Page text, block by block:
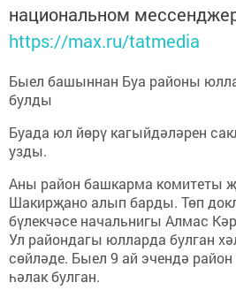
национальном
https://max.ru/tatmedia
Быел башыннан Буа районы
булды
Буада юл йөрү кагыйдәләрен
узды.
Аны район башкарма комитеты
Шакирҗано алып барды. Төп
бүлекчәсе начальнигы Алмас
Ул райондагы юлларда булган
сөйләде. Быел 9 ай эчендә
һәлак булган.